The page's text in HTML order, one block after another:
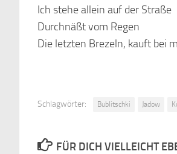
Ich stehe allein auf der Straße
Durchnäßt vom Regen
Die letzten Brezeln, kauft bei
Schlagwörter: Bublitschki Jadow
FÜR DICH VIELLEICHT